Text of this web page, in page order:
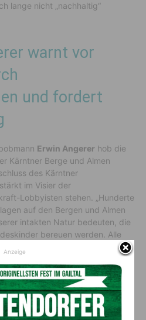
lange nicht „nachhaltig“
warnt vor
und fordert
Erwin Angerer hob die
Kärntner Berge und Almen
des Kärntner
im Visier der
Lobbyisten stehen. „Hunderte
auf den Bergen und Almen
intakten Natur bedeuten, die
bereuen werden. Alle
Seen und die natürlichen Seeufer
und zerstört wurden. Diesen
bei unseren Bergen und
wird zur Frage der
Volksbefragung initiiert“, so
Chance, um die Berge und
Anzeige